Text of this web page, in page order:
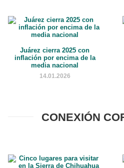
Juárez cierra 2025 con
inflación por encima de la
media nacional
14.01.2026
CONEXIÓN